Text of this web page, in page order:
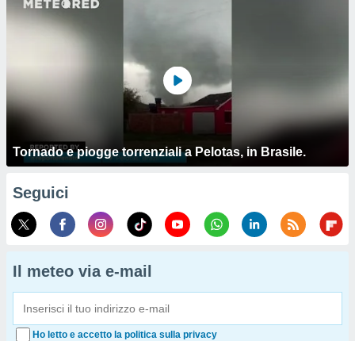
Tornado e piogge torrenziali a Pelotas, in Brasile.
Seguici
Il meteo via e-mail
Ho letto e accetto la politica sulla privacy